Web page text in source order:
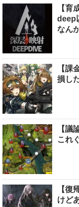
【育
deep
なん
【課
損し
【議
これ
【復
けど